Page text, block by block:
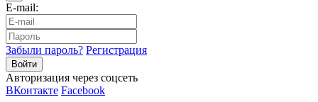
E-mail:
Забыли пароль? Регистрация
Авторизация через соцсеть
ВКонтакте Facebook